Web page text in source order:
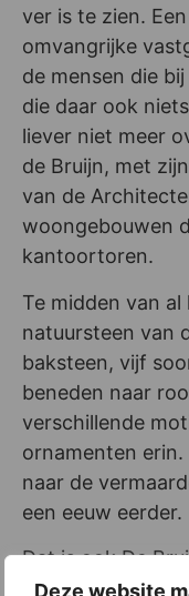
Deze website
ver is te zien.
omvangrijke
de mensen die
die daar ook
liever niet meer
de Bruijn, met
van de
woongebouwen
kantoortoren.
Te midden van al
natuursteen van
baksteen, vijf
beneden naar
verschillende
ornamenten
naar de
een eeuw eerder.
Dat is ook De
refereren aan de